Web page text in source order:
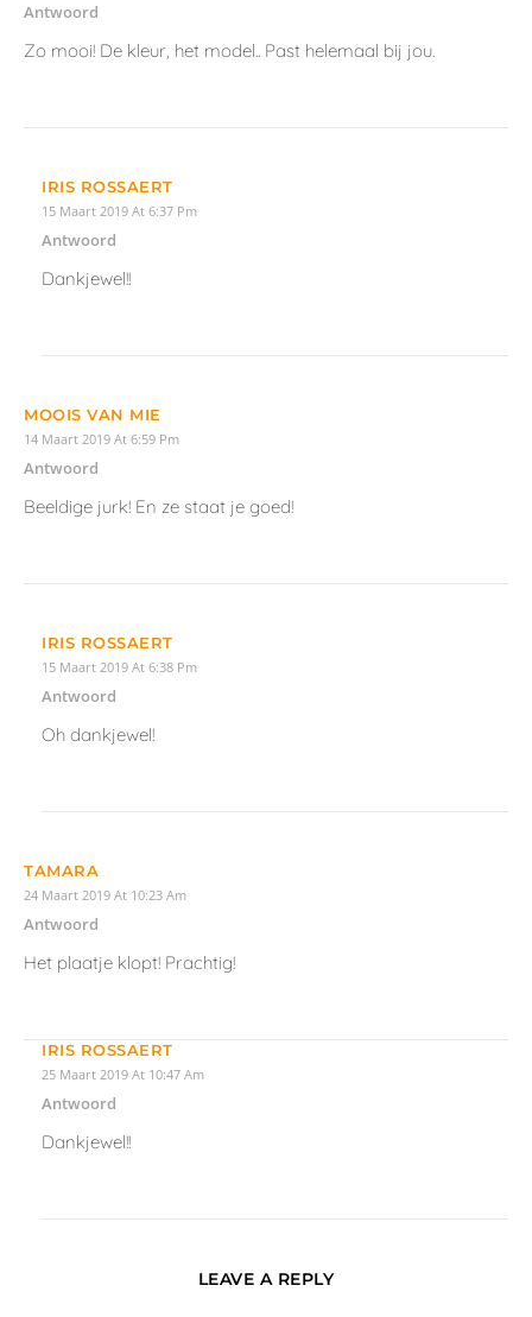
Antwoord
Zo mooi! De kleur, het model.. Past helemaal bij jou.
IRIS ROSSAERT
15 Maart 2019 At 6:37 Pm
Antwoord
Dankjewel!!
MOOIS VAN MIE
14 Maart 2019 At 6:59 Pm
Antwoord
Beeldige jurk! En ze staat je goed!
IRIS ROSSAERT
15 Maart 2019 At 6:38 Pm
Antwoord
Oh dankjewel!
TAMARA
24 Maart 2019 At 10:23 Am
Antwoord
Het plaatje klopt! Prachtig!
IRIS ROSSAERT
25 Maart 2019 At 10:47 Am
Antwoord
Dankjewel!!
LEAVE A REPLY